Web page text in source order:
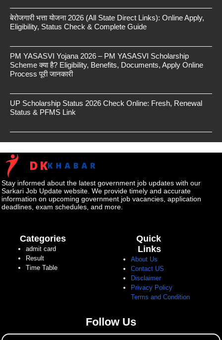
बेरोजगारी भत्ता योजना 2026 (All State Direct Links): Online Apply,
Eligibility, Status Check & Complete Guide
PM YASASVI Yojana 2026 – PM YASASVI Scholarship
Scheme क्या है? Eligibility, Benefits, Documents, Apply Online
Process पूरी जानकारी
UP Scholarship Status 2026 Check Online: Fresh, Renewal
Status & PFMS Link
Stay informed about the latest government job updates with our
Sarkari Job Update website. We provide timely and accurate
information on upcoming government job vacancies, application
deadlines, exam schedules, and more.
Categories
admit card
Result
Time Table
Quick
Links
About Us
Contact US
Disclaimer
Privacy Policy
Terms and Condition
Follow Us